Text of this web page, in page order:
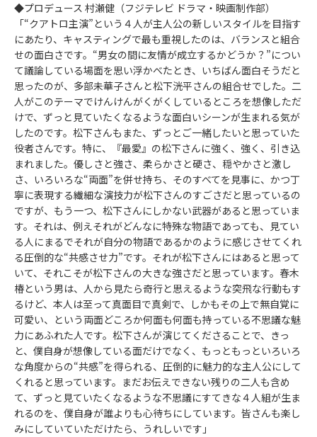
◆プロデュース 村瀬健（フジテレビ ドラマ・映画制作部）
「“クアトロ主演”という４人が主人公の新しいスタイルを目指す
にあたり、キャスティングで最も重視したのは、バランスと組合
せの面白さです。“男女の間に友情が成立するかどうか？”につい
て議論している場面を思い浮かべたとき、いちばん面白そうだと
思ったのが、多部未華子さんと松下洸平さんの組合せでした。二
人がこのテーマでけんけんがくがくしているところを想像しただ
けで、ずっと見ていたくなるような面白いシーンが生まれる気が
したのです。松下さんもまた、ずっとご一緒したいと思っていた
役者さんです。特に、『最愛』の松下さんに強く、強く、引き込
まれました。優しさと強さ、柔らかさと硬さ、穏やかさと激し
さ、いろいろな“両面”を併せ持ち、そのすべてを見事に、かつ丁
寧に表現する繊細な演技力が松下さんのすごさだと思っているの
ですが、もう一つ、松下さんにしかない武器があると思っていま
す。それは、例えそれがどんなに特殊な物語であっても、見てい
る人にまるでそれが自分の物語であるかのように感じさせてくれ
る圧倒的な“共感させ力”です。それが松下さんにはあると思って
いて、それこそが松下さんの大きな強さだと思っています。春木
椿という男は、人から見たら奇行と思えるような突飛な行動もす
るけど、本人は至って真面目で真剣で、しかもその上で無自覚に
可愛い、という両面どころか何面も何面も持っている不思議な魅
力にあふれた人です。松下さんが演じてくださることで、きっ
と、僕自身が想像している面だけでなく、もっともっといろいろ
な角度からの“共感”を得られる、圧倒的に魅力的な主人公にして
くれると思っています。まだお伝えできない残りの二人も含め
て、ずっと見ていたくなるような不思議にすてきな４人組が生ま
れるのを、僕自身が誰よりも心待ちにしています。皆さんも楽し
みにしていていただけたら、うれしいです」